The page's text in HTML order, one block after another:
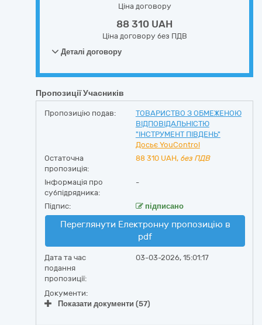
Ціна договору
88 310 UAH
Ціна договору без ПДВ
Деталі договору
Пропозиції Учасників
Пропозицію подав:
ТОВАРИСТВО З ОБМЕЖЕНОЮ
ВІДПОВІДАЛЬНІСТЮ
"ІНСТРУМЕНТ ПІВДЕНЬ"
Досьє YouControl
Остаточна
пропозиція:
88 310 UAH, без ПДВ
Інформація про
субпідрядника:
-
Підпис: підписано
Переглянути Електронну пропозицію в
pdf
Дата та час
подання
пропозиції:
03-03-2026, 15:01:17
Документи:
Показати документи (57)